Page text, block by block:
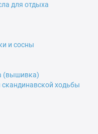
для отдыха
и сосны
(вышивка)
ходьбы